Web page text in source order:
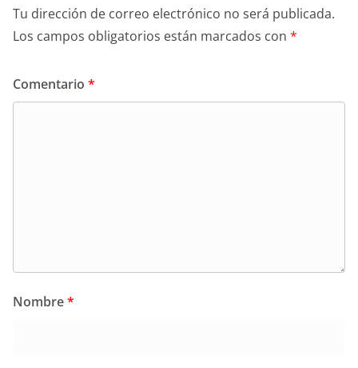
Tu dirección de correo electrónico no será publicada.
Los campos obligatorios están marcados con *
Comentario *
Nombre*